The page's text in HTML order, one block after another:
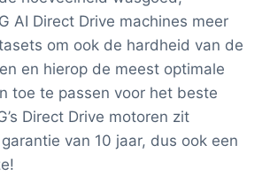
AI Direct Drive machines meer
om ook de hardheid van de
en hierop de meest optimale
toe te passen voor het beste
Direct Drive motoren zit
van 10 jaar, dus ook een